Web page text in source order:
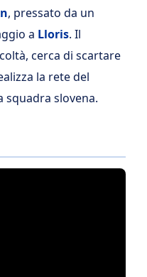
, pressato da un
a Lloris. Il
cerca di scartare
la rete del
squadra slovena.